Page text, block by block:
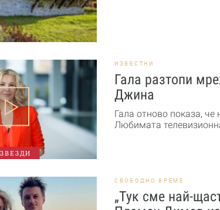
ИЗВЕСТНИ
Гала разтопи
Джина
Гала отново показа,
Любимата
СВОБОДНО ВРЕМЕ
„Тук сме най-